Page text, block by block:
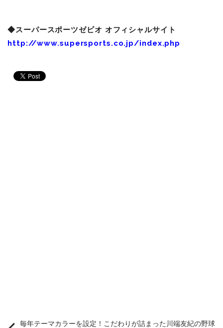
◆スーパースポーツゼビオ オフィシャルサイト
http://www.supersports.co.jp/index.php
毎年テーマカラーを設定！こだわりが詰まった川端友紀の野球